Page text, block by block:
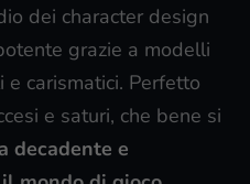
dei character design
grazie a modelli
carismatici. Perfetto
e saturi, che bene si
decadente e